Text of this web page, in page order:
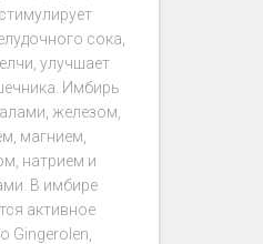
сока,
улучшает
Имбирь
железом,
магнием,
натрием и
В имбире
активное
Gingerolen,